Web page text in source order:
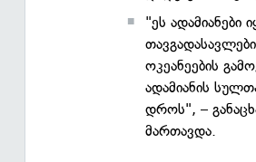
"ეს ადამიანები
ოკეანეების
ადამიანის
დროს", –
მართავდა.